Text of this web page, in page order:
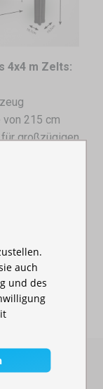
4x4 m Zelts:
von 215 cm
großzügigen
Hochzeiten
,3x6
auch
und des